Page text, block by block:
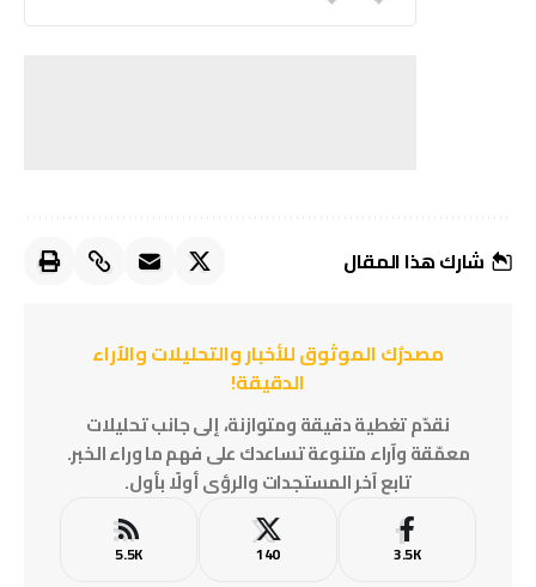
شارك هذا المقال
مصدرُك الموثوق للأخبار والتحليلات والآراء
الدقيقة!
نقدّم تغطية دقيقة ومتوازنة، إلى جانب تحليلات
معمّقة وآراء متنوعة تساعدك على فهم ما وراء الخبر.
تابع آخر المستجدات والرؤى أولًا بأول.
3.5K
140
5.5K